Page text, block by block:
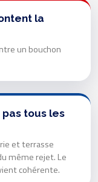
la
un bouchon
tous les
et terrasse
même rejet. Le
cohérente.